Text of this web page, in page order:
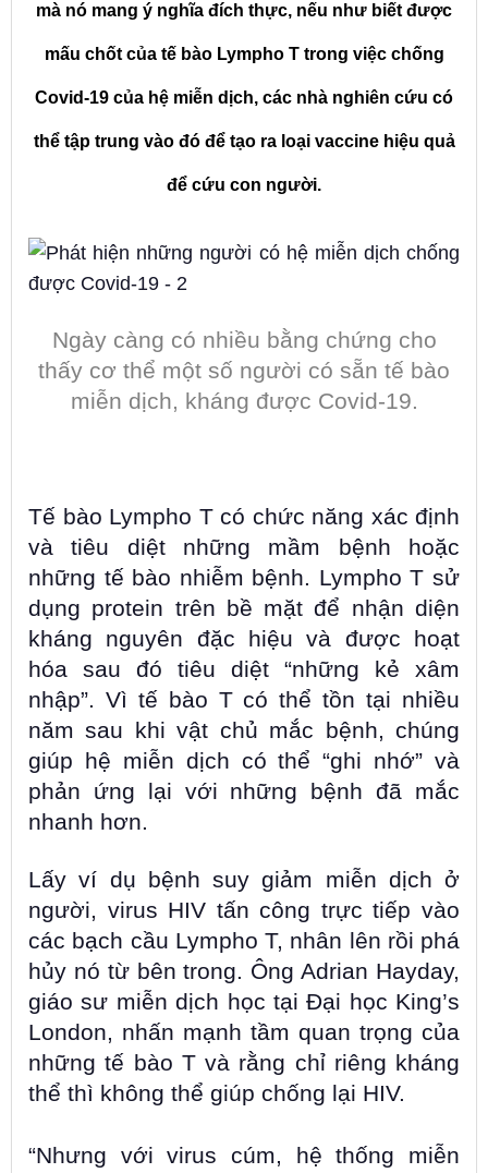
mà nó mang ý nghĩa đích thực, nếu như biết được
mấu chốt của tế bào Lympho T trong việc chống
Covid-19 của hệ miễn dịch, các nhà nghiên cứu có
thể tập trung vào đó để tạo ra loại vaccine hiệu quả
để cứu con người.
Ngày càng có nhiều bằng chứng cho
thấy cơ thể một số người có sẵn tế bào
miễn dịch, kháng được Covid-19.
Tế bào Lympho T có chức năng xác định
và tiêu diệt những mầm bệnh hoặc
những tế bào nhiễm bệnh. Lympho T sử
dụng protein trên bề mặt để nhận diện
kháng nguyên đặc hiệu và được hoạt
hóa sau đó tiêu diệt “những kẻ xâm
nhập”. Vì tế bào T có thể tồn tại nhiều
năm sau khi vật chủ mắc bệnh, chúng
giúp hệ miễn dịch có thể “ghi nhớ” và
phản ứng lại với những bệnh đã mắc
nhanh hơn.
Lấy ví dụ bệnh suy giảm miễn dịch ở
người, virus HIV tấn công trực tiếp vào
các bạch cầu Lympho T, nhân lên rồi phá
hủy nó từ bên trong. Ông Adrian Hayday,
giáo sư miễn dịch học tại Đại học King’s
London, nhấn mạnh tầm quan trọng của
những tế bào T và rằng chỉ riêng kháng
thể thì không thể giúp chống lại HIV.
“Nhưng với virus cúm, hệ thống miễn